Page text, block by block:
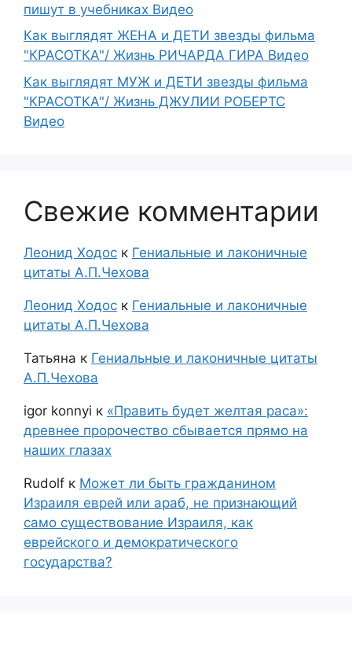
пишут в учебниках Видео
Как выглядят ЖЕНА и ДЕТИ звезды фильма
"КРАСОТКА"/ Жизнь РИЧАРДА ГИРА Видео
Как выглядят МУЖ и ДЕТИ звезды фильма
"КРАСОТКА"/ Жизнь ДЖУЛИИ РОБЕРТС
Видео
Свежие комментарии
Леонид Ходос к Гениальные и лаконичные
цитаты А.П.Чехова
Леонид Ходос к Гениальные и лаконичные
цитаты А.П.Чехова
Татьяна к Гениальные и лаконичные цитаты
А.П.Чехова
igor konnyi к «Править будет желтая раса»:
древнее пророчество сбывается прямо на
наших глазах
Rudolf к Может ли быть гражданином
Израиля еврей или араб, не признающий
само существование Израиля, как
еврейского и демократического
государства?